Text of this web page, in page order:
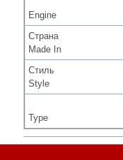
Engine
Страна
Made In
Стиль
Style
Type